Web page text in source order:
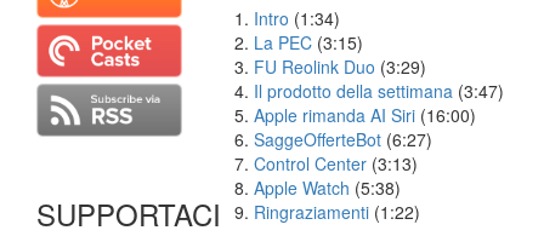
SUPPORTACI
Intro (1:34)
La PEC (3:15)
FU Reolink Duo (3:29)
Il prodotto della settimana (3:47)
Apple rimanda AI Siri (16:00)
SaggeOfferteBot (6:27)
Control Center (3:13)
Apple Watch (5:38)
Ringraziamenti (1:22)